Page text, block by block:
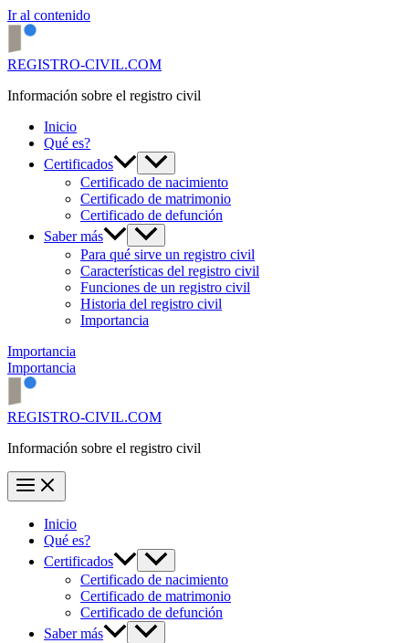
Ir al contenido
REGISTRO-CIVIL.COM
Información sobre el registro civil
Inicio
Qué es?
Certificados
Certificado de nacimiento
Certificado de matrimonio
Certificado de defunción
Saber más
Para qué sirve un registro civil
Características del registro civil
Funciones de un registro civil
Historia del registro civil
Importancia
Importancia
Importancia
REGISTRO-CIVIL.COM
Información sobre el registro civil
Inicio
Qué es?
Certificados
Certificado de nacimiento
Certificado de matrimonio
Certificado de defunción
Saber más